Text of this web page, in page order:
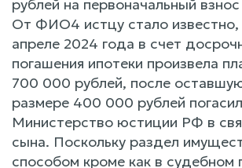
рублей на первоначальный
От ФИО4 истцу стало известно,
апреле 2024 года в счет
погашения ипотеки произвела
700 000 рублей, после
размере 400 000 рублей
Министерство юстиции РФ в
сына. Поскольку раздел
способом кроме как в судебном